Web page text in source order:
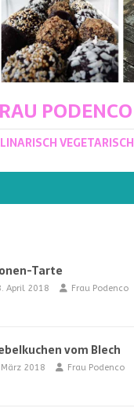
PODENCO
VEGETARISCH
Tarte
April 2018 Frau Podenco
vom Blech
März 2018 Frau Podenco